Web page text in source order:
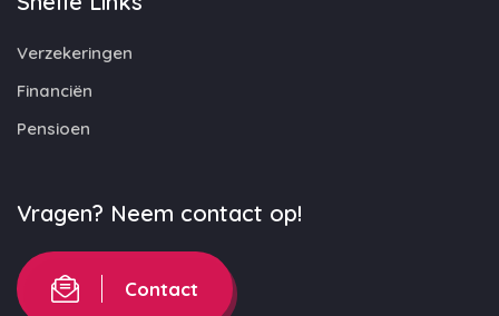
Verzekeringen
Financiën
Pensioen
Vragen? Neem contact op!
Contact